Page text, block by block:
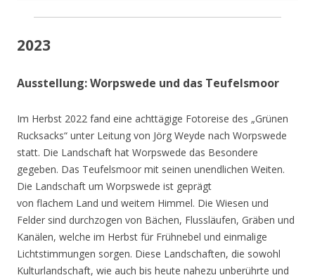
2023
Ausstellung: Worpswede und das Teufelsmoor
Im Herbst 2022 fand eine achttägige Fotoreise des „Grünen
Rucksacks“ unter Leitung von Jörg Weyde nach Worpswede
statt. Die Landschaft hat Worpswede das Besondere
gegeben. Das Teufelsmoor mit seinen unendlichen Weiten.
Die Landschaft um Worpswede ist geprägt
von flachem Land und weitem Himmel. Die Wiesen und
Felder sind durchzogen von Bächen, Flussläufen, Gräben und
Kanälen, welche im Herbst für Frühnebel und einmalige
Lichtstimmungen sorgen. Diese Landschaften, die sowohl
Kulturlandschaft, wie auch bis heute nahezu unberührte und